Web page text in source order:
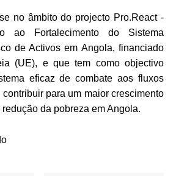
no âmbito do projecto Pro.React -
ao Fortalecimento do Sistema
de Activos em Angola, financiado
(UE), e que tem como objectivo
eficaz de combate aos fluxos
para um maior crescimento
da pobreza em Angola.